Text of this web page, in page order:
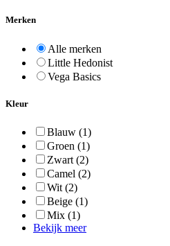
Merken
Alle merken
Little Hedonist
Vega Basics
Kleur
Blauw (1)
Groen (1)
Zwart (2)
Camel (2)
Wit (2)
Beige (1)
Mix (1)
Bekijk meer